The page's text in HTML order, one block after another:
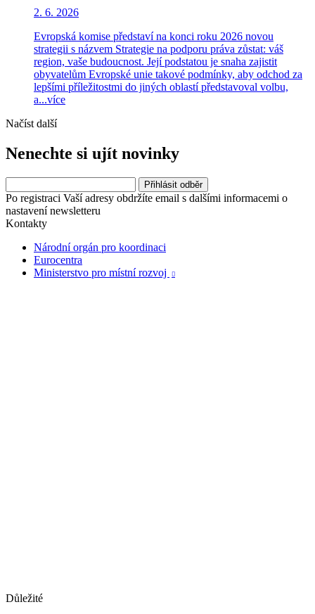
2. 6. 2026
Evropská komise představí na konci roku 2026 novou
strategii s názvem Strategie na podporu práva zůstat: váš
region, vaše budoucnost. Její podstatou je snaha zajistit
obyvatelům Evropské unie takové podmínky, aby odchod za
lepšími příležitostmi do jiných oblastí představoval volbu,
a...více
Načíst další
Nenechte si ujít novinky
Po registraci Vaší adresy obdržíte email s dalšími informacemi o
nastavení newsletteru
Kontakty
Národní orgán pro koordinaci
Eurocentra
Ministerstvo pro místní rozvoj

Důležité